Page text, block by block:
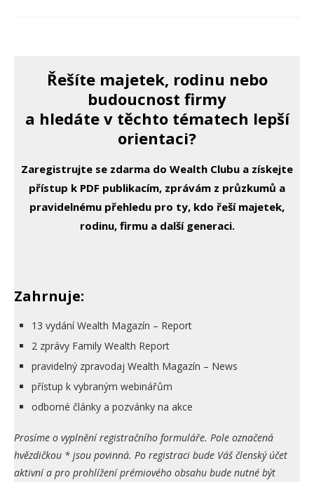
Řešíte majetek, rodinu nebo
budoucnost firmy
a hledáte v těchto tématech lepší
orientaci?
Zaregistrujte se zdarma do Wealth Clubu a získejte
přístup k PDF publikacím, zprávám z průzkumů a
pravidelnému přehledu pro ty, kdo řeší majetek,
rodinu, firmu a další generaci.
Zahrnuje:
13 vydání Wealth Magazín – Report
2 zprávy Family Wealth Report
pravidelný zpravodaj Wealth Magazín – News
přístup k vybraným webinářům
odborné články a pozvánky na akce
Prosíme o vyplnění registračního formuláře. Pole označená
hvězdičkou * jsou povinná. Po registraci bude Váš členský účet
aktivní a pro prohlížení prémiového obsahu bude nutné být